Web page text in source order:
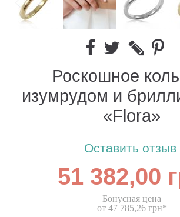
Роскошное
изумрудом и
«Flora»
Оставить отзыв
51 382,00
Бонусная цена
от 47 785,26 грн*